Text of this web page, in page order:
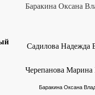
Баракина Оксана
Садилова Надежда
Черепанова Марина
Баракина Оксана